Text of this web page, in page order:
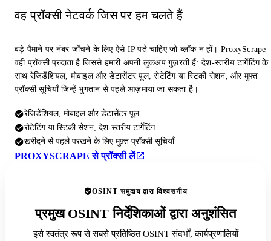
वह प्रॉक्सी नेटवर्क जिस पर हम चलते हैं
बड़े पैमाने पर नंबर जाँचने के लिए ऐसे IP पते चाहिए जो ब्लॉक न हों। ProxyScrape
वही प्रॉक्सी प्रदाता है जिससे हमारी अपनी लुकअप गुज़रती हैं: देश-स्तरीय टार्गेटिंग के
साथ रेजिडेंशियल, मोबाइल और डेटासेंटर पूल, रोटेटिंग या स्टिकी सेशन, और मुफ़्त
प्रॉक्सी सूचियाँ जिन्हें भुगतान से पहले आज़माया जा सकता है।
रेजिडेंशियल, मोबाइल और डेटासेंटर पूल
रोटेटिंग या स्टिकी सेशन, देश-स्तरीय टार्गेटिंग
खरीदने से पहले परखने के लिए मुफ़्त प्रॉक्सी सूचियाँ
PROXYSCRAPE से प्रॉक्सी लें
OSINT समुदाय द्वारा विश्वसनीय
प्रमुख OSINT निर्देशिकाओं द्वारा अनुशंसित
इसे स्वतंत्र रूप से सबसे प्रतिष्ठित OSINT संदर्भों, कार्यप्रणालियों